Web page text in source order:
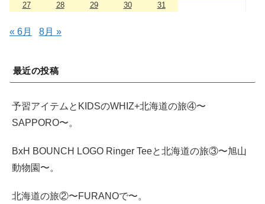
27
28 29 30 31
« 6月 8月 »
最近の投稿
予習アイテムとKIDSのWHIZ+北海道の旅④〜
SAPPORO〜。
BxH BOUNCH LOGO Ringer Teeと北海道の旅③〜旭山
動物園〜。
北海道の旅②〜FURANOで〜。